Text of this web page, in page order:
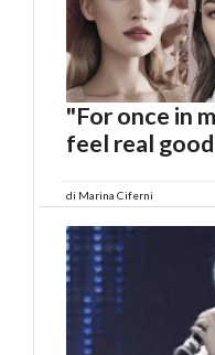
"For once in
feel real
di Marina Ciferni